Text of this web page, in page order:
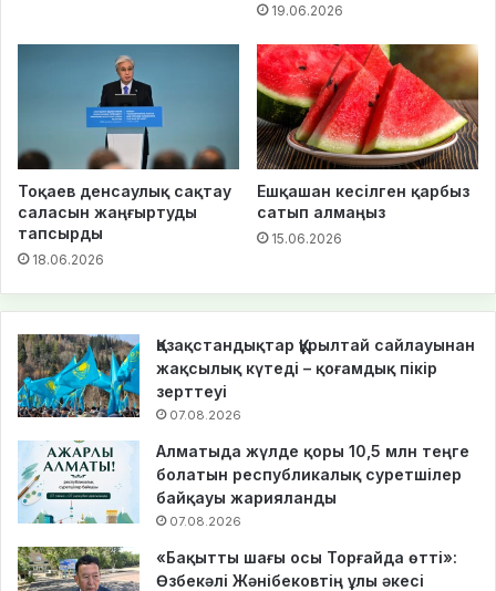
19.06.2026
Тоқаев денсаулық сақтау
саласын жаңғыртуды
тапсырды
18.06.2026
Ешқашан кесілген қарбыз
сатып алмаңыз
15.06.2026
Қазақстандықтар Құрылтай сайлауынан
жақсылық күтеді – қоғамдық пікір
зерттеуі
07.08.2026
Алматыда жүлде қоры 10,5 млн теңге
болатын республикалық суретшілер
байқауы жарияланды
07.08.2026
«Бақытты шағы осы Торғайда өтті»:
Өзбекәлі Жәнібековтің ұлы әкесі